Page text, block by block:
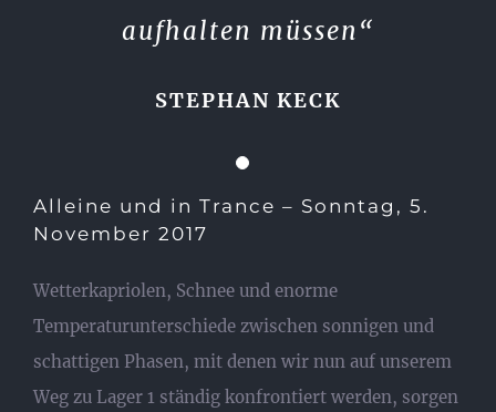
aufhalten müssen“
STEPHAN KECK
Alleine und in Trance – Sonntag, 5.
November 2017
Wetterkapriolen, Schnee und enorme
Temperaturunterschiede zwischen sonnigen und
schattigen Phasen, mit denen wir nun auf unserem
Weg zu Lager 1 ständig konfrontiert werden, sorgen